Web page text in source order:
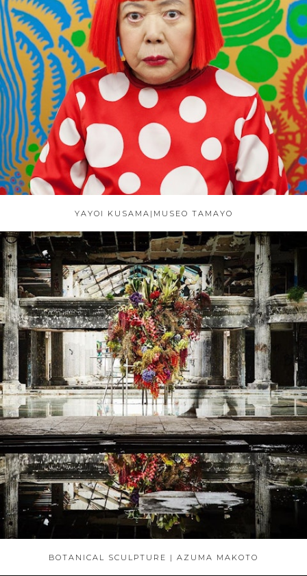
YAYOI KUSAMA|MUSEO TAMAYO
BOTANICAL SCULPTURE | AZUMA MAKOTO